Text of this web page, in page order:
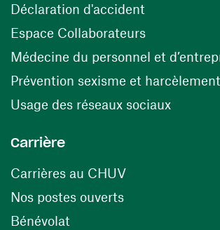
Déclaration d'accident
Espace Collaborateurs(opens in a
Médecine du personnel et
Prévention sexisme et harcèlement
Usage des réseaux sociaux(opens
Carrière
Carrières au CHUV(opens in a new
Nos postes ouverts(opens in a new
Bénévolat